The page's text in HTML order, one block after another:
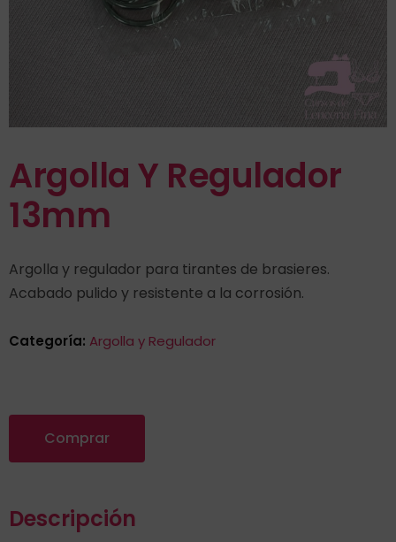
Argolla Y Regulador
13mm
Argolla y regulador para tirantes de brasieres.
Acabado pulido y resistente a la corrosión.
Categoría: Argolla y Regulador
Comprar
Descripción